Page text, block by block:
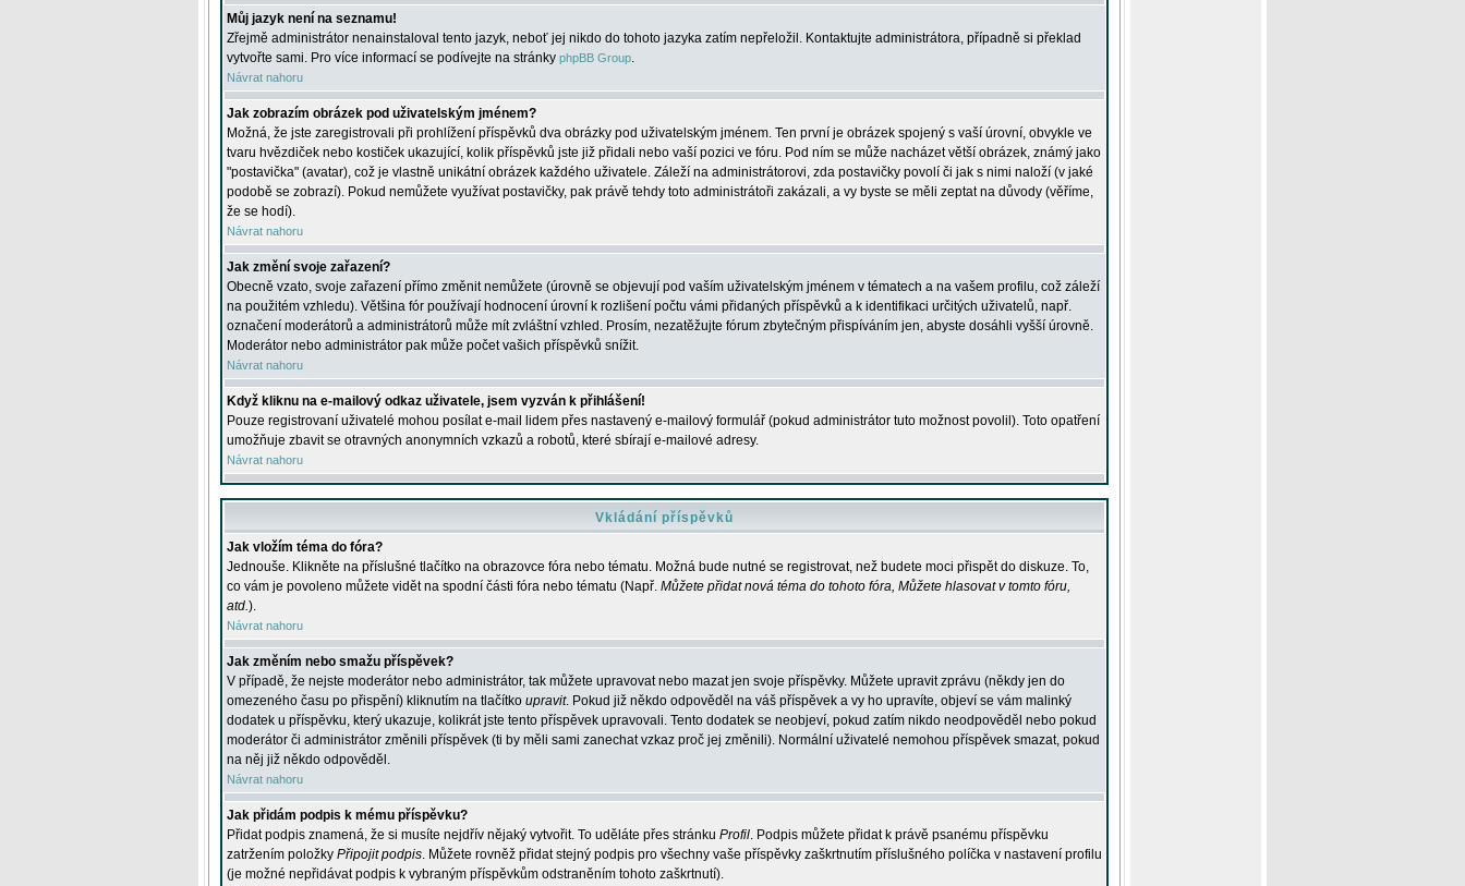
Můj jazyk není na seznamu!
Zřejmě administrátor nenainstaloval tento jazyk, neboť jej nikdo do tohoto jazyka zatím nepřeložil. Kontaktujte administrátora, případně si překlad
vytvořte sami. Pro více informací se podívejte na stránky phpBB Group.
Návrat nahoru
Jak zobrazím obrázek pod uživatelským jménem?
Možná, že jste zaregistrovali při prohlížení příspěvků dva obrázky pod uživatelským jménem. Ten první je obrázek spojený s vaší úrovní, obvykle ve
tvaru hvězdiček nebo kostiček ukazující, kolik příspěvků jste již přidali nebo vaší pozici ve fóru. Pod ním se může nacházet větší obrázek, známý jako
"postavička" (avatar), což je vlastně unikátní obrázek každého uživatele. Záleží na administrátorovi, zda postavičky povolí či jak s nimi naloží (v jaké
podobě se zobrazí). Pokud nemůžete využívat postavičky, pak právě tehdy toto administrátoři zakázali, a vy byste se měli zeptat na důvody (věříme,
že se hodí).
Návrat nahoru
Jak změní svoje zařazení?
Obecně vzato, svoje zařazení přímo změnit nemůžete (úrovně se objevují pod vaším uživatelským jménem v tématech a na vašem profilu, což záleží
na použitém vzhledu). Většina fór používají hodnocení úrovní k rozlišení počtu vámi přidaných příspěvků a k identifikaci určitých uživatelů, např.
označení moderátorů a administrátorů může mít zvláštní vzhled. Prosím, nezatěžujte fórum zbytečným přispíváním jen, abyste dosáhli vyšší úrovně.
Moderátor nebo administrátor pak může počet vašich příspěvků snížit.
Návrat nahoru
Když kliknu na e-mailový odkaz uživatele, jsem vyzván k přihlášení!
Pouze registrovaní uživatelé mohou posílat e-mail lidem přes nastavený e-mailový formulář (pokud administrátor tuto možnost povolil). Toto opatření
umožňuje zbavit se otravných anonymních vzkazů a robotů, které sbírají e-mailové adresy.
Návrat nahoru
Vkládání příspěvků
Jak vložím téma do fóra?
Jednouše. Klikněte na příslušné tlačítko na obrazovce fóra nebo tématu. Možná bude nutné se registrovat, než budete moci přispět do diskuze. To,
co vám je povoleno můžete vidět na spodní části fóra nebo tématu (Např. Můžete přidat nová téma do tohoto fóra, Můžete hlasovat v tomto fóru,
atd.).
Návrat nahoru
Jak změním nebo smažu příspěvek?
V případě, že nejste moderátor nebo administrátor, tak můžete upravovat nebo mazat jen svoje příspěvky. Můžete upravit zprávu (někdy jen do
omezeného času po přispění) kliknutím na tlačítko upravit. Pokud již někdo odpověděl na váš příspěvek a vy ho upravíte, objeví se vám malinký
dodatek u příspěvku, který ukazuje, kolikrát jste tento příspěvek upravovali. Tento dodatek se neobjeví, pokud zatím nikdo neodpověděl nebo pokud
moderátor či administrátor změnili příspěvek (ti by měli sami zanechat vzkaz proč jej změnili). Normální uživatelé nemohou příspěvek smazat, pokud
na něj již někdo odpověděl.
Návrat nahoru
Jak přidám podpis k mému příspěvku?
Přidat podpis znamená, že si musíte nejdřív nějaký vytvořit. To uděláte přes stránku Profil. Podpis můžete přidat k právě psanému příspěvku
zatržením položky Připojit podpis. Můžete rovněž přidat stejný podpis pro všechny vaše příspěvky zaškrtnutím příslušného políčka v nastavení profilu
(je možné nepřidávat podpis k vybraným příspěvkům odstraněním tohoto zaškrtnutí).